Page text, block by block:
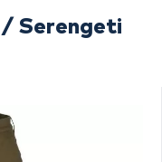
/ Serengeti